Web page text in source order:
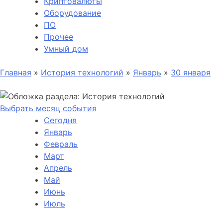
Оборудование
ПО
Прочее
Умный дом
Главная » История технологий » Январь » 30 января
Выбрать месяц события
Сегодня
Январь
Февраль
Март
Апрель
Май
Июнь
Июль